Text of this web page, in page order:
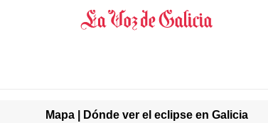
Mapa | Dónde ver el eclipse en Galicia